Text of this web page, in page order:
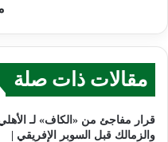
مقالات ذات صلة
قرار مفاجئ من «الكاف» لـ
والزمالك قبل السوبر الإفريقي |